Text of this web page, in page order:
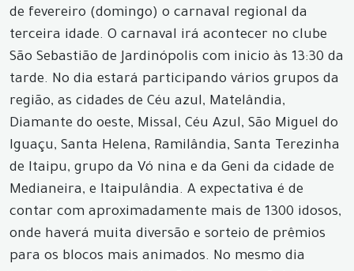
de fevereiro (domingo) o carnaval regional da
terceira idade. O carnaval irá acontecer no clube
São Sebastião de Jardinópolis com inicio às 13:30 da
tarde. No dia estará participando vários grupos da
região, as cidades de Céu azul, Matelândia,
Diamante do oeste, Missal, Céu Azul, São Miguel do
Iguaçu, Santa Helena, Ramilândia, Santa Terezinha
de Itaipu, grupo da Vó nina e da Geni da cidade de
Medianeira, e Itaipulândia. A expectativa é de
contar com aproximadamente mais de 1300 idosos,
onde haverá muita diversão e sorteio de prêmios
para os blocos mais animados. No mesmo dia